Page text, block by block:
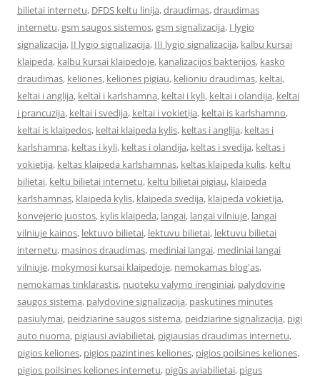
bilietai internetu, DFDS keltu linija,draudimas,draudimas
internetu,gsm saugos sistemos,gsm signalizacija, I lygio
signalizacija, II lygio signalizacija, III lygio signalizacija, kalbu kursai
klaipeda, kalbu kursai klaipedoje, kanalizacijos bakterijos, kasko
draudimas, keliones, keliones pigiau, kelioniu draudimas, keltai,
keltai i anglija, keltai i karlshamna, keltai i kyli, keltai i olandija, keltai
i prancuzija, keltai i svedija, keltai i vokietija, keltai is karlshamno,
keltai is klaipedos, keltai klaipeda kylis, keltas i anglija, keltas i
karlshamna, keltas i kyli, keltas i olandija, keltas i svedija, keltas i
vokietija, keltas klaipeda karlshamnas, keltas klaipeda kulis, keltu
bilietai, keltu bilietai internetu, keltu bilietai pigiau, klaipeda
karlshamnas, klaipeda kylis, klaipeda svedija, klaipeda vokietija,
konvejerio juostos, kylis klaipeda, langai, langai vilniuje, langai
vilniuje kainos, lektuvo bilietai, lektuvu bilietai, lektuvu bilietai
internetu, masinos draudimas, mediniai langai, mediniai langai
vilniuje, mokymosi kursai klaipedoje, nemokamas blog'as,
nemokamas tinklarastis, nuoteku valymo irenginiai, palydovine
saugos sistema, palydovine signalizacija, paskutines minutes
pasiulymai, peidziarine saugos sistema, peidziarine signalizacija, pigi
auto nuoma, pigiausi aviabilietai, pigiausias draudimas internetu,
pigios keliones, pigios pazintines keliones, pigios poilsines keliones,
pigios poilsines keliones internetu, pigūs aviabilietai, pigus